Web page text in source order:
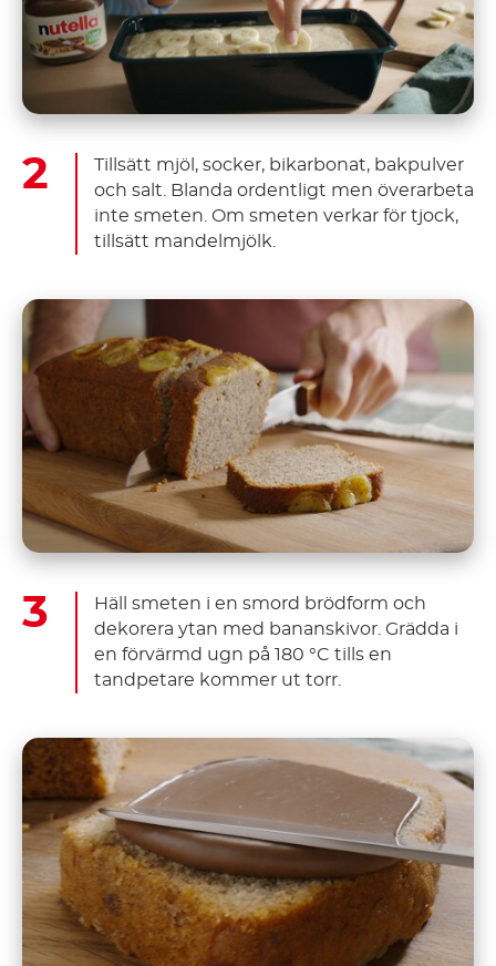
Tillsätt mjöl, socker, bikarbonat, bakpulver
och salt. Blanda ordentligt men överarbeta
inte smeten. Om smeten verkar för tjock,
tillsätt mandelmjölk.
Häll smeten i en smord brödform och
dekorera ytan med bananskivor. Grädda i
en förvärmd ugn på 180 °C tills en
tandpetare kommer ut torr.